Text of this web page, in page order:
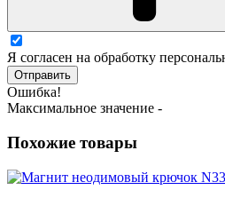
Я согласен на обработку
Отправить
Ошибка!
Максимальное значение -
Похожие товары